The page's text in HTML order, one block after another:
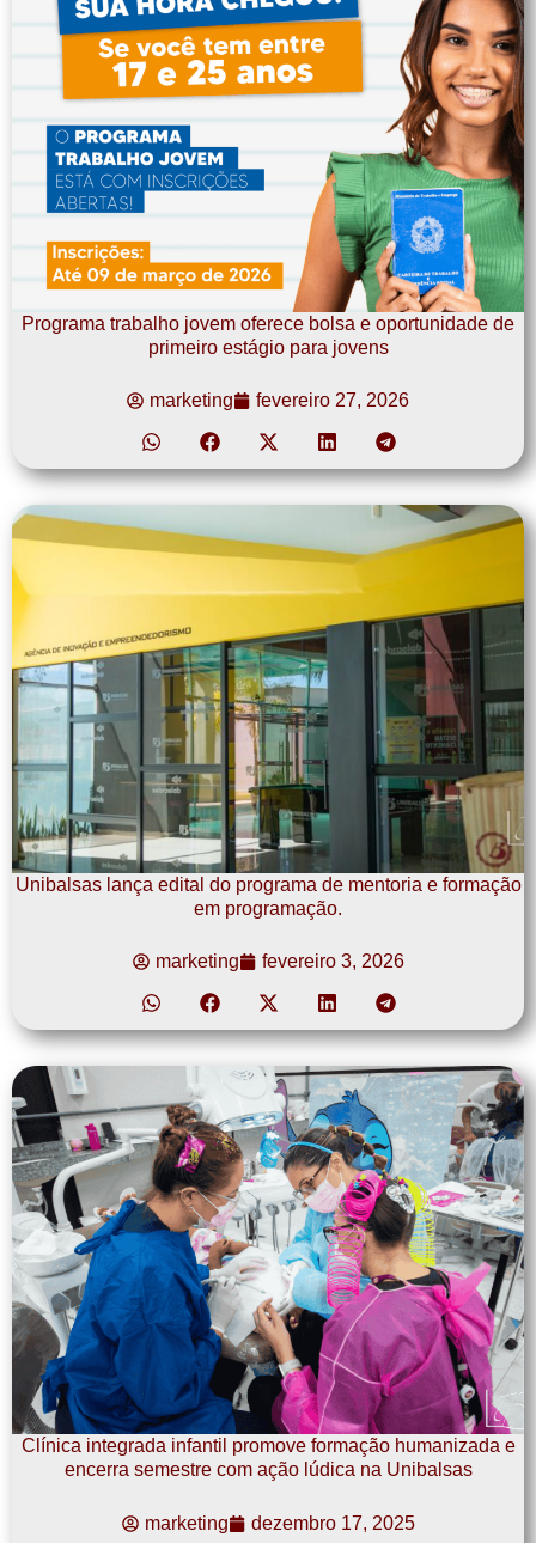
Programa trabalho jovem oferece bolsa e oportunidade de
primeiro estágio para jovens
marketing fevereiro 27, 2026
Unibalsas lança edital do programa de mentoria e formação
em programação.
marketing fevereiro 3, 2026
Clínica integrada infantil promove formação humanizada e
encerra semestre com ação lúdica na Unibalsas
marketing dezembro 17, 2025